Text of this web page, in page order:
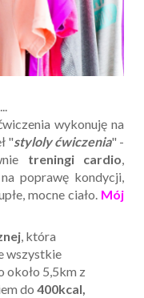
wykonuję na
"styloly ćwiczenia" -
treningi cardio,
poprawę kondycji,
mocne ciało. Mój
, która
wszystkie
około 5,5km z
do 400kcal,